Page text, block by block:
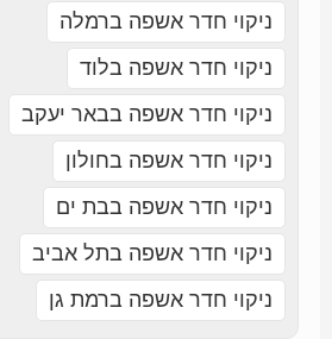
ניקוי חדר אשפה ברמלה
ניקוי חדר אשפה בלוד
ניקוי חדר אשפה בבאר יעקב
ניקוי חדר אשפה בחולון
ניקוי חדר אשפה בבת ים
ניקוי חדר אשפה בתל אביב
ניקוי חדר אשפה ברמת גן